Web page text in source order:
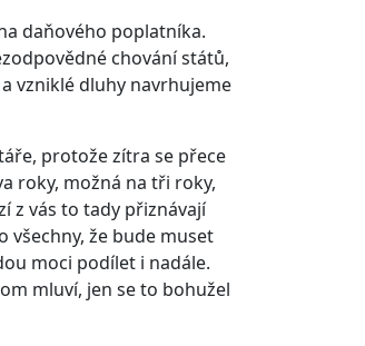
daňového poplatníka.
chování států,
vzniklé dluhy navrhujeme
protože zítra se přece
roky, možná na tři roky,
z vás to tady přiznávají
všechny, že bude muset
moci podílet i nadále.
mluví, jen se to bohužel